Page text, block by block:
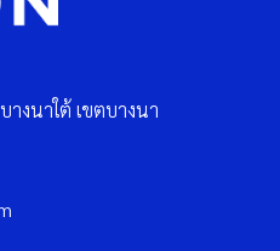
งนาใต้ เขตบางนา